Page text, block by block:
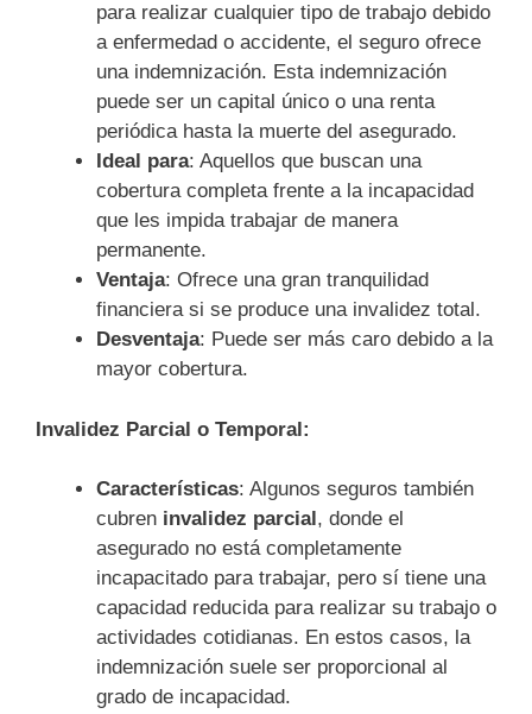
para realizar cualquier tipo de trabajo debido
a enfermedad o accidente, el seguro ofrece
una indemnización. Esta indemnización
puede ser un capital único o una renta
periódica hasta la muerte del asegurado.
Ideal para: Aquellos que buscan una
cobertura completa frente a la incapacidad
que les impida trabajar de manera
permanente.
Ventaja: Ofrece una gran tranquilidad
financiera si se produce una invalidez total.
Desventaja: Puede ser más caro debido a la
mayor cobertura.
Invalidez Parcial o Temporal:
Características: Algunos seguros también
cubren invalidez parcial, donde el
asegurado no está completamente
incapacitado para trabajar, pero sí tiene una
capacidad reducida para realizar su trabajo o
actividades cotidianas. En estos casos, la
indemnización suele ser proporcional al
grado de incapacidad.